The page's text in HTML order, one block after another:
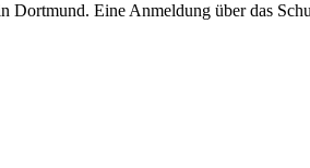
Eine Anmeldung über das